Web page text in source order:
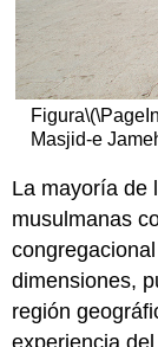
Figura
Masjid-e
La mayoría de
musulmanas
dimensiones,
región
experiencia